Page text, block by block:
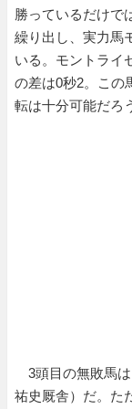
勝っているだけで
繰り出し、実力馬
いる。モントライ
の差は0秒2。この
転は十分可能だろ
3頭目の無敗馬は
祐史厩舎）だ。た